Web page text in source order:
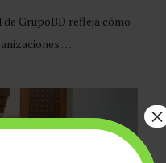
GrupoBD refleja cómo
…
×